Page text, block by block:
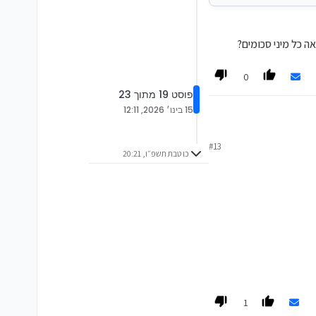
מתאים.
בשבילכם.
כל מיני סכומים?
0
#13
1
פוסט 19 מתוך 23
15 בינו׳ 2026, 12:11
כו טבת תשפ״ו, 20:21